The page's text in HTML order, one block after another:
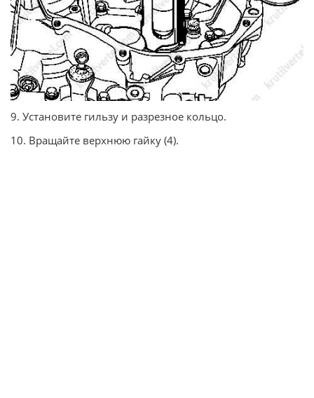
9. Установите гильзу и разрезное кольцо.
10. Вращайте верхнюю гайку (4).